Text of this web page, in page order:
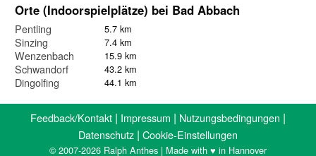
Orte (Indoorspielplätze) bei Bad Abbach
Pentling 5.7 km
Sinzing 7.4 km
Wenzenbach 15.9 km
Schwandorf 43.2 km
Dingolfing 44.1 km
Feedback/Kontakt | Impressum | Nutzungsbedingungen |
Datenschutz | Cookie-Einstellungen
© 2007-2026 Ralph Anthes | Made with ♥ in Hannover